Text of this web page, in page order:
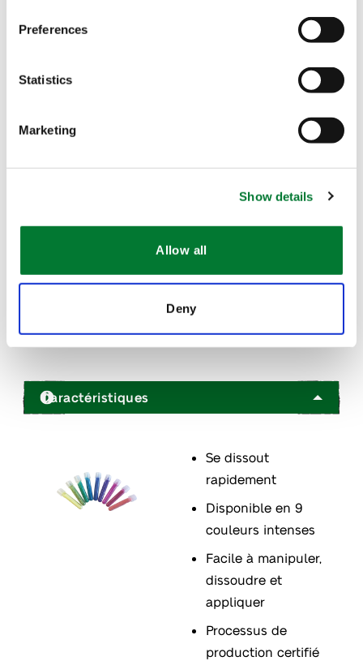
Preferences
Statistics
Marketing
Show details
Allow all
Deny
Objectif agronomique
Certifications
The Van Iperen International Team
Caractéristiques
Se dissout
rapidement
Disponible en 9
couleurs intenses
Facile à manipuler,
dissoudre et
appliquer
Processus de
production certifié